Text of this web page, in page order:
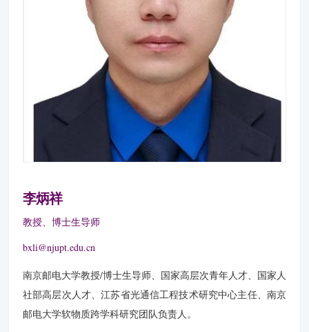
李炳祥
教授、博士生导师
bxli@njupt.edu.cn
南京邮电大学教授/博士生导师、国家高层次青年人才、国家人
社部高层次人才、江苏省光通信工程技术研究中心主任、南京
邮电大学软物质跨学科研究团队负责人。